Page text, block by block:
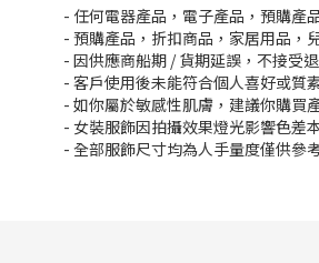
- 任何電器產品，電子產品，預購產
- 預購產品，折扣商品，家居用品，
- 因供應商船期 / 貨期延誤，不接受
- 客戶使用後未能符合個人喜好或質
- 如你屬於敏感性肌膚，建議你購買
- 女裝服飾因拍攝效果燈光影響色差
- 全部服飾尺寸均為人手量度僅供參